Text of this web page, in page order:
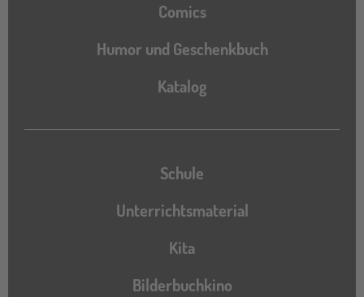
Comics
Humor und Geschenkbuch
Katalog
Katalog
Schule
Unterrichtsmaterial
Kita
Bilderbuchkino